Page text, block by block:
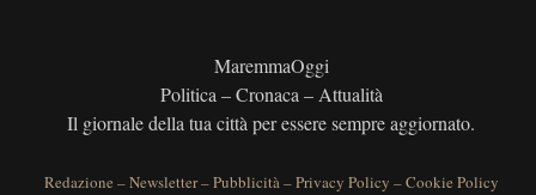
MaremmaOggi
Politica – Cronaca – Attualità
Il giornale della tua città per essere sempre aggiornato.
Redazione –Newsletter–Pubblicità–Privacy Policy –Cookie Policy